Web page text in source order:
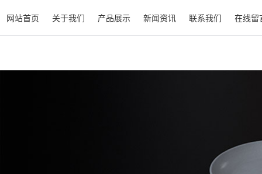
网站首页 关于我们 产品展示 新闻资讯 联系我们 在线留